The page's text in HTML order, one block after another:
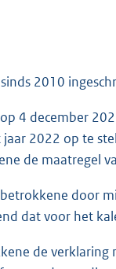
2010
4 december
2022 op te
de maatregel
door
dat voor het
de verklaring